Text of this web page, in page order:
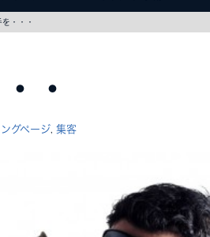
・・・
・
グページ 集客